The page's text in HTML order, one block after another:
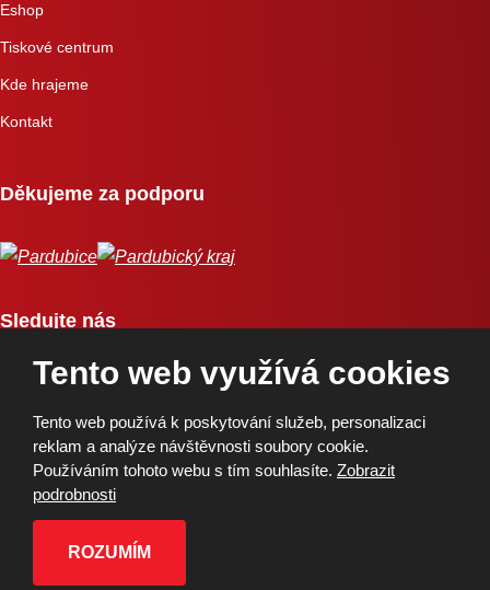
Eshop
Tiskové centrum
Kde hrajeme
Kontakt
Děkujeme za podporu
Sledujte nás
Copyright © 2026, BK Pardubice, a.s. | Vytvořila eBRÁNA
Tento web využívá cookies
Tento web používá k poskytování služeb, personalizaci
reklam a analýze návštěvnosti soubory cookie.
Používáním tohoto webu s tím souhlasíte. Zobrazit
podrobnosti
ROZUMÍM